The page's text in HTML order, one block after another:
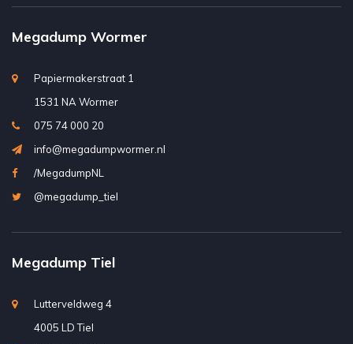
Megadump Wormer
Papiermakerstraat 1
1531 NA Wormer
075 74 000 20
info@megadumpwormer.nl
/MegadumpNL
@megadump_tiel
Megadump Tiel
Lutterveldweg 4
4005 LD Tiel